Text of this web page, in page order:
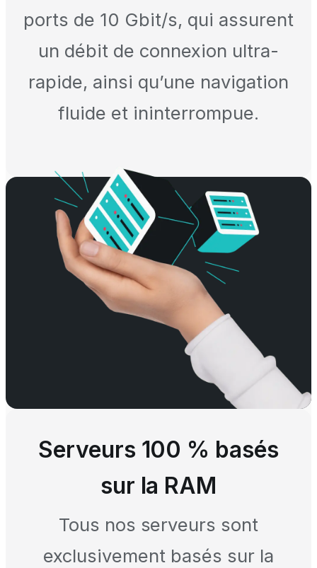
ports de 10 Gbit/s, qui assurent
un débit de connexion ultra-
rapide, ainsi qu’une navigation
fluide et ininterrompue.
Serveurs 100 % basés
sur la RAM
Tous nos serveurs sont
exclusivement basés sur la